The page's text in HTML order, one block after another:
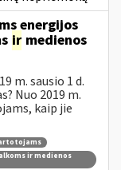
energijos
ir medienos
m. sausio 1 d.
Nuo 2019 m.
kaip jie
ir medienos